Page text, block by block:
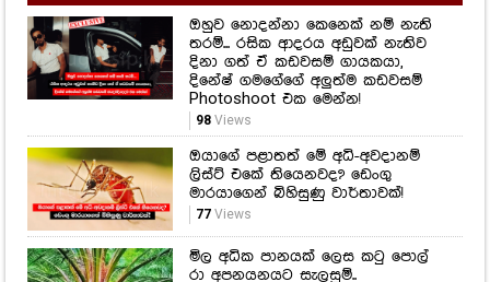
ඔහුව නොදන්නා කෙනෙක් නම් නැති
තරම්... රසික ආදරය අඩුවක් නැතිව
දිනා ගත් ඒ කඩවසම් ගායකයා,
දිනේෂ් ගමගේගේ අලුත්ම කඩවසම්
Photoshoot එක මෙන්න!
98Views
ඔයාගේ පළාතත් මේ අධි-අවදානම්
ලිස්ට් එකේ තියෙනවද? ඩෙංගු
මාරයාගෙන් බිහිසුණු වාර්තාවක්!
77Views
මිල අධික පානයක් ලෙස කටු පොල්
රා අපනයනයට සැලසුම්..